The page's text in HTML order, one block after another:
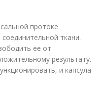
протоке
ткани.
ее от
результату.
и капсула